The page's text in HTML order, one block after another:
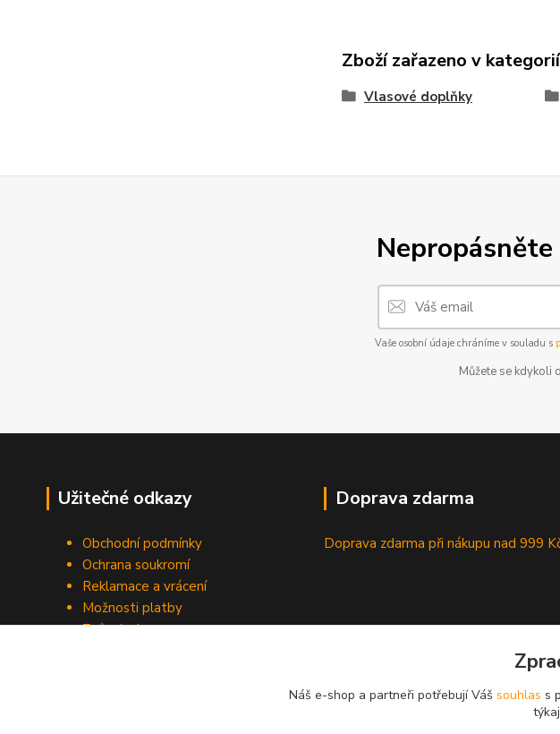
Zboží zařazeno v
Vlasové doplňky
Vaše osobní údaje chráníme v souladu s
Můžete se kdykoli
Užitečné odkazy
Obchodní podmínky
Ochrana soukromí
Reklamace a vrácení
Možnosti platby
Způsob dopravy
Doprava zdarma
Doprava zdarma při nákupu nad 999
Náš e-shop a partneři potřebují Váš souhlas s